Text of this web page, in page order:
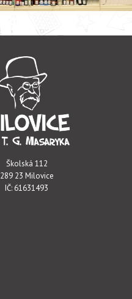
Školská 112
289 23 Milovice
IČ: 61631493